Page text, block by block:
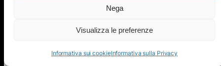
Nega
Visualizza le preferenze
Informativa sui cookieInformativa sulla Privacy
e collaborato per diversi anni con la
occupato di creare e gestire le
infrastrutture per leader nei servizi